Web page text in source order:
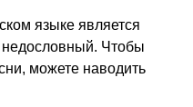
языке является
Чтобы
можете наводить